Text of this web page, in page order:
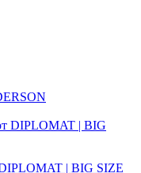
| BIG SIZE